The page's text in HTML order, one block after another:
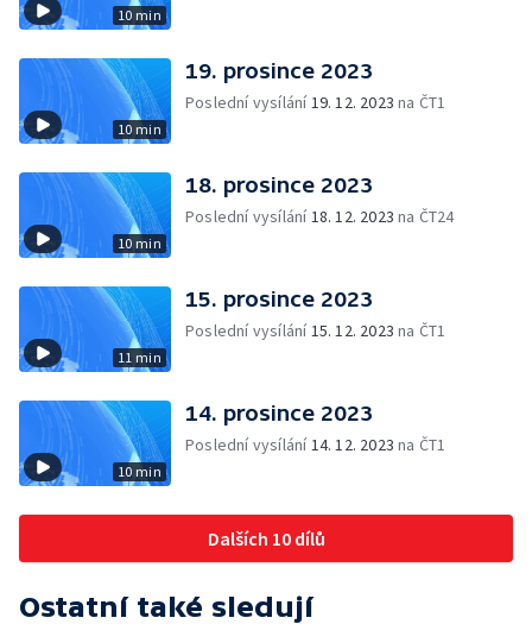
10 min
10 min
19. prosince 2023
Poslední vysílání19. 12. 2023 na ČT1
10 min
18. prosince 2023
Poslední vysílání18. 12. 2023 na ČT24
11 min
15. prosince 2023
Poslední vysílání15. 12. 2023 na ČT1
10 min
14. prosince 2023
Poslední vysílání14. 12. 2023 na ČT1
Dalších 10 dílů
Ostatní také sledují